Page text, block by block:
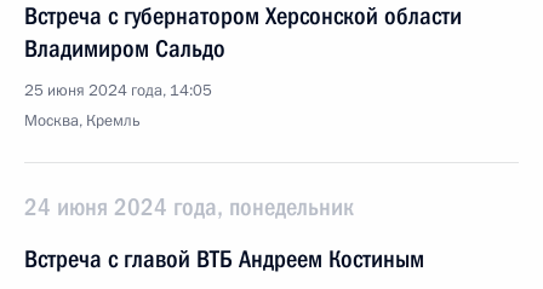
Встреча с губернатором Херсонской области
Владимиром Сальдо
25 июня 2024 года, 14:05
Москва, Кремль
24 июня 2024 года, понедельник
Встреча с главой ВТБ Андреем Костиным